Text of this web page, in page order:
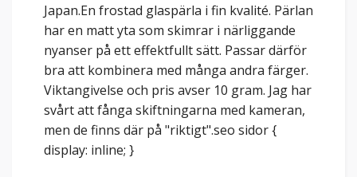
Japan.En frostad glaspärla i fin kvalité. Pärlan
har en matt yta som skimrar i närliggande
nyanser på ett effektfullt sätt. Passar därför
bra att kombinera med många andra färger.
Viktangivelse och pris avser 10 gram. Jag har
svårt att fånga skiftningarna med kameran,
men de finns där på "riktigt".seo sidor {
display: inline; }